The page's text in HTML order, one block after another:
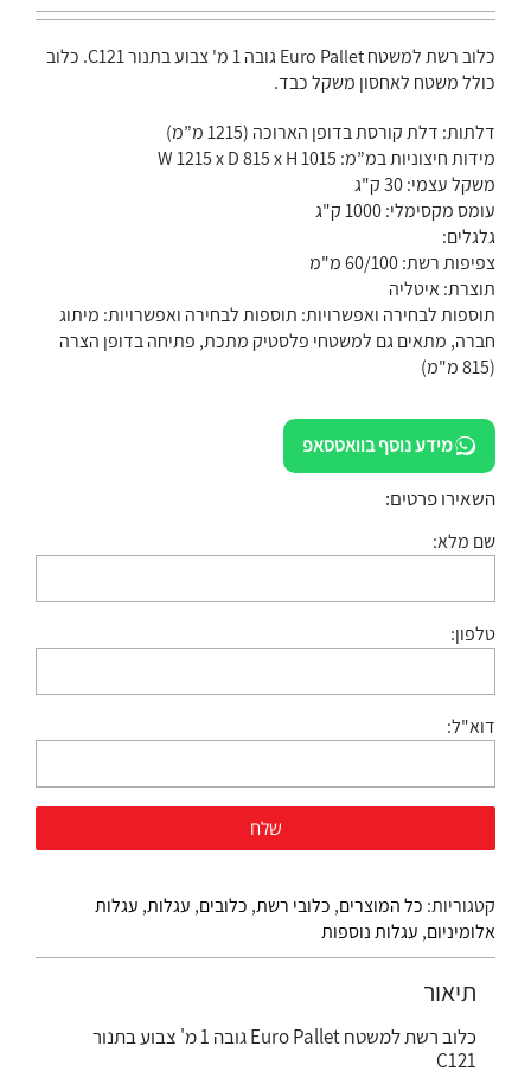
כלוב רשת למשטח Euro Pallet גובה 1 מ' צבוע בתנור C121. כלוב
כולל משטח לאחסון משקל כבד.
דלתות: דלת קורסת בדופן הארוכה (1215 מ”מ)
מידות חיצוניות במ”מ: W 1215 x D 815 x H 1015
משקל עצמי: 30 ק"ג
עומס מקסימלי: 1000 ק"ג
גלגלים:
צפיפות רשת: 60/100 מ"מ
תוצרת: איטליה
תוספות לבחירה ואפשרויות: תוספות לבחירה ואפשרויות: מיתוג
חברה, מתאים גם למשטחי פלסטיק מתכת, פתיחה בדופן הצרה
(815 מ"מ)
מידע נוסף בוואטסאפ
השאירו פרטים:
שם מלא:
טלפון:
דוא"ל:
קטגוריות: כל המוצרים, כלובי רשת, כלובים, עגלות, עגלות
אלומיניום, עגלות נוספות
תיאור
כלוב רשת למשטח Euro Pallet גובה 1 מ' צבוע בתנור
C121